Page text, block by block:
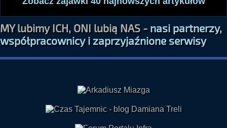
MY lubimy ICH, ONI lubią NAS -nasi partnerzy,
współpracownicy i zaprzyjaźnione serwisy